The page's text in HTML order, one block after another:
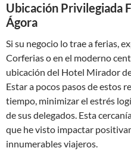
Ubicación Privilegiada
Ágora
Si su negocio lo trae a ferias,
Corferias o en el moderno
ubicación del Hotel Mirador
Estar a pocos pasos de estos
tiempo, minimizar el estrés
de sus delegados. Esta
que he visto impactar
innumerables viajeros.